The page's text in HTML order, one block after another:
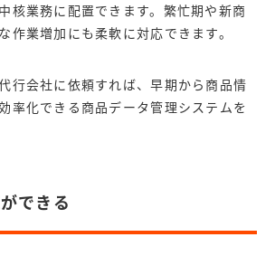
核業務に配置できます。繁忙期や新商
作業増加にも柔軟に対応できます。
行会社に依頼すれば、早期から商品情
率化できる商品データ管理システムを
できる